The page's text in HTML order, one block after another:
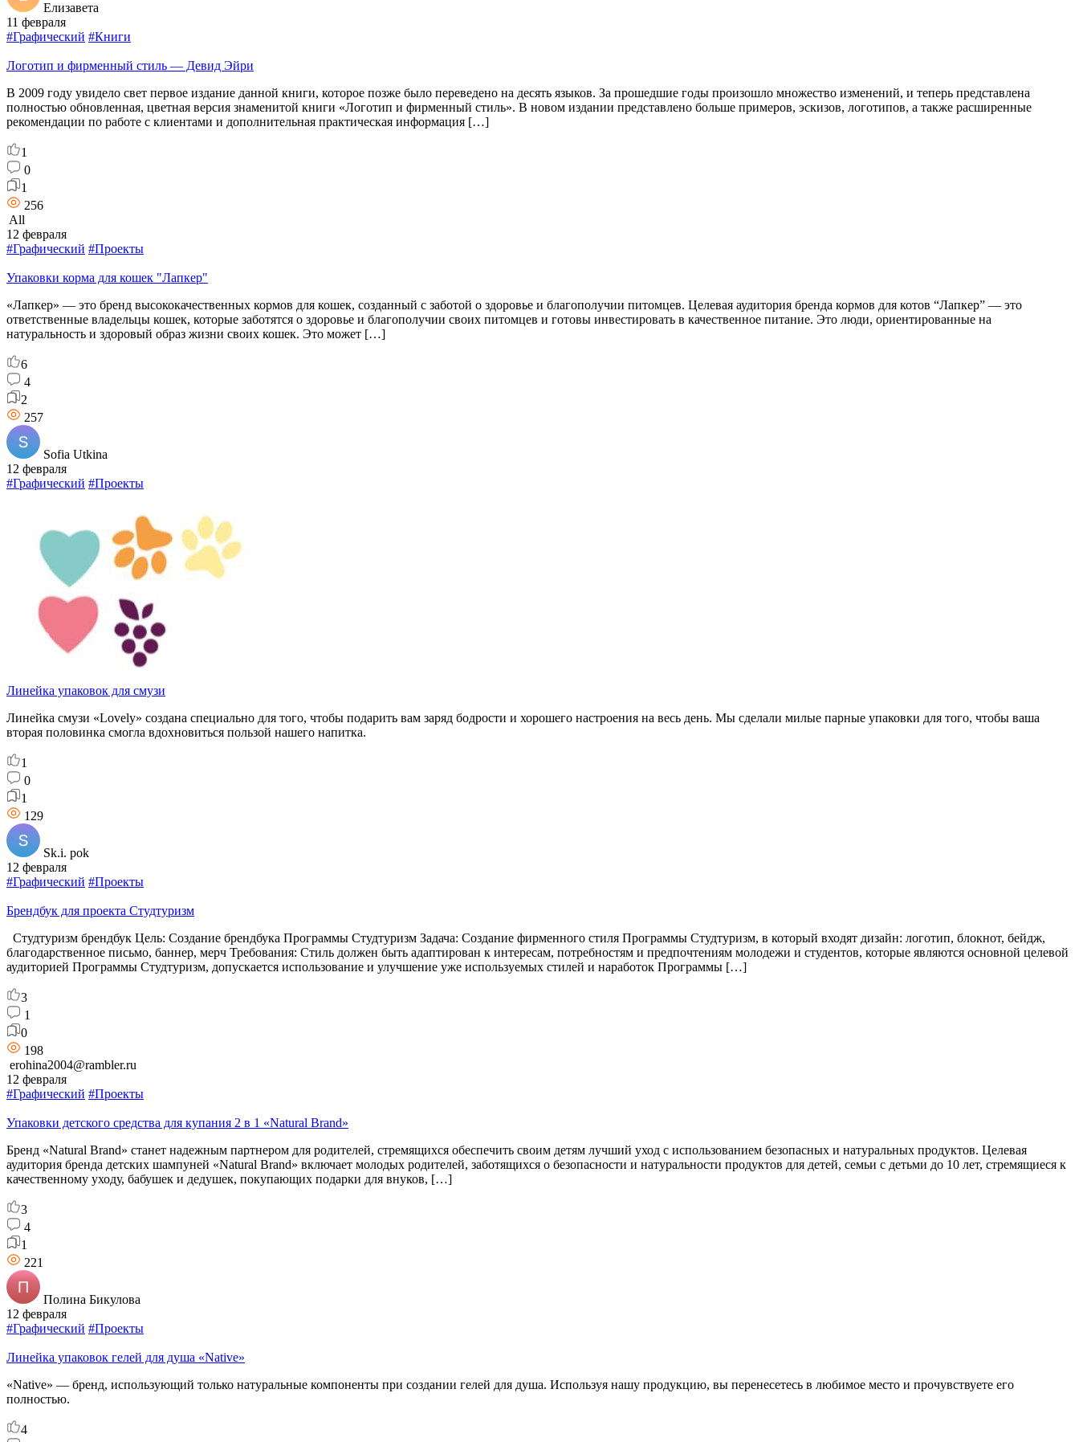
Елизавета
11 февраля
#Графический #Книги
Логотип и фирменный стиль — Девид Эйри
В 2009 году увидело свет первое издание данной книги, которое позже было переведено на десять языков. За прошедшие годы произошло множество изменений, и теперь представлена
полностью обновленная, цветная версия знаменитой книги «Логотип и фирменный стиль». В новом издании представлено больше примеров, эскизов, логотипов, а также расширенные
рекомендации по работе с клиентами и дополнительная практическая информация […]
1
0
1
256
All
12 февраля
#Графический #Проекты
Упаковки корма для кошек "Лапкер"
«Лапкер» — это бренд высококачественных кормов для кошек, созданный с заботой о здоровье и благополучии питомцев. Целевая аудитория бренда кормов для котов “Лапкер” — это
ответственные владельцы кошек, которые заботятся о здоровье и благополучии своих питомцев и готовы инвестировать в качественное питание. Это люди, ориентированные на
натуральность и здоровый образ жизни своих кошек. Это может […]
6
4
2
257
Sofia Utkina
12 февраля
#Графический #Проекты
Линейка упаковок для смузи
Линейка смузи «Lovely» создана специально для того, чтобы подарить вам заряд бодрости и хорошего настроения на весь день. Мы сделали милые парные упаковки для того, чтобы ваша
вторая половинка смогла вдохновиться пользой нашего напитка.
1
0
1
129
Sk.i. pok
12 февраля
#Графический #Проекты
Брендбук для проекта Студтуризм
Студтуризм брендбук Цель: Создание брендбука Программы Студтуризм Задача: Создание фирменного стиля Программы Студтуризм, в который входят дизайн: логотип, блокнот, бейдж,
благодарственное письмо, баннер, мерч Требования: Стиль должен быть адаптирован к интересам, потребностям и предпочтениям молодежи и студентов, которые являются основной целевой
аудиторией Программы Студтуризм, допускается использование и улучшение уже используемых стилей и наработок Программы […]
3
1
0
198
erohina2004@rambler.ru
12 февраля
#Графический #Проекты
Упаковки детского средства для купания 2 в 1 «Natural Brand»
Бренд «Natural Brand» станет надежным партнером для родителей, стремящихся обеспечить своим детям лучший уход с использованием безопасных и натуральных продуктов. Целевая
аудитория бренда детских шампуней «Natural Brand» включает молодых родителей, заботящихся о безопасности и натуральности продуктов для детей, семьи с детьми до 10 лет, стремящиеся к
качественному уходу, бабушек и дедушек, покупающих подарки для внуков, […]
3
4
1
221
Полина Бикулова
12 февраля
#Графический #Проекты
Линейка упаковок гелей для душа «Native»
«Native» — бренд, использующий только натуральные компоненты при создании гелей для душа. Используя нашу продукцию, вы перенесетесь в любимое место и прочувствуете его
полностью.
4